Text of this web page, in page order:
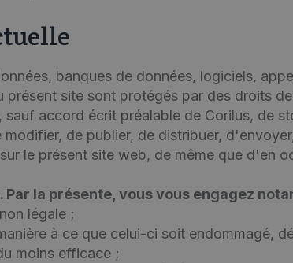
banques de données, logiciels,
présent site sont protégés par des droits
accord écrit préalable de Corilus, de
de publier, de distribuer,
le présent site web, de même que d'en
la présente, vous vous engagez
légale ;
à ce que celui-ci soit endommagé,
moins efficace ;